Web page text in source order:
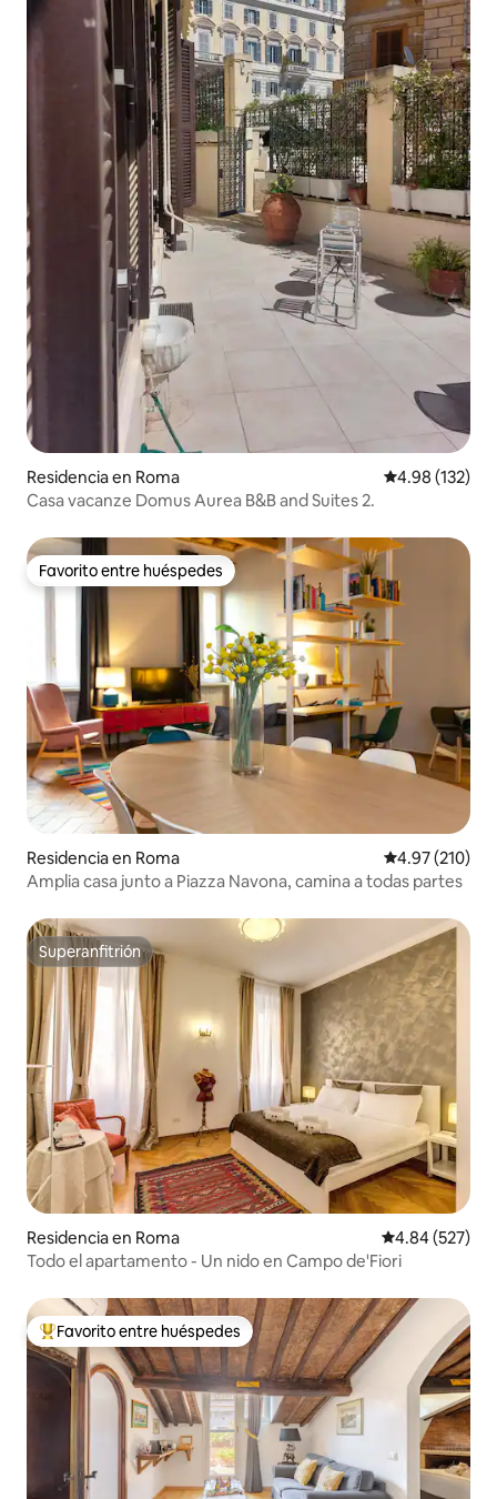
Residencia en Roma Calificación
4.98 (132)
Casa vacanze Domus Aurea B&B and Suites 2.
Favorito entre huéspedes
Favorito entre huéspedes
Residencia en Roma Calificación
4.97 (210)
Amplia casa junto a Piazza Navona, camina a todas partes
Superanfitrión
Superanfitrión
Residencia en Roma Calificación
4.84 (527)
Todo el apartamento - Un nido en Campo de'Fiori
De los mejores en Favorito entre huéspedes
Favorito entre huéspedes